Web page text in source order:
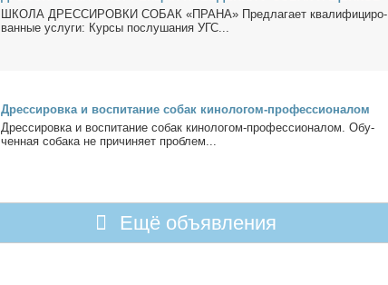
ШКОЛА ДРЕССИРОВКИ СОБАК «ПРАНА» Пред­ла­га­ет ква­ли­фи­ци­ро­
ван­ные услу­ги: Кур­сы по­слу­ша­ния УГС...
Дрес­си­ров­ка и вос­пи­та­ние со­бак ки­но­ло­гом-про­фес­сио­на­лом
Дрес­си­ров­ка и вос­пи­та­ние со­бак ки­но­ло­гом-про­фес­сио­на­лом. Обу­
чен­ная со­ба­ка не при­чи­ня­ет про­блем...
Ещё объявления